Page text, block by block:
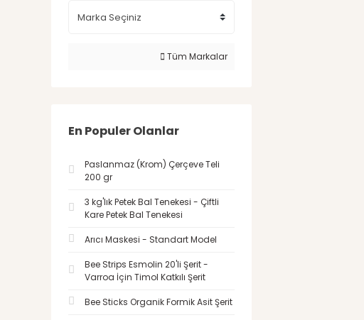
Tüm Markalar
En Populer Olanlar
Paslanmaz (Krom) Çerçeve Teli
200 gr
3 kg'lık Petek Bal Tenekesi - Çiftli
Kare Petek Bal Tenekesi
Arıcı Maskesi - Standart Model
Bee Strips Esmolin 20'li Şerit -
Varroa İçin Timol Katkılı Şerit
Bee Sticks Organik Formik Asit Şerit